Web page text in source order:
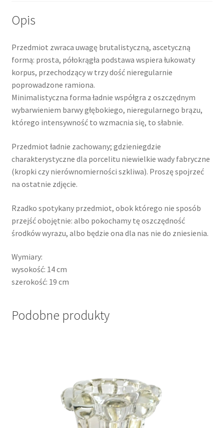
Opis
Przedmiot zwraca uwagę brutalistyczną, ascetyczną
formą: prosta, półokrągła podstawa wspiera łukowaty
korpus, przechodzący w trzy dość nieregularnie
poprowadzone ramiona.
Minimalistyczna forma ładnie współgra z oszczędnym
wybarwieniem barwy głębokiego, nieregularnego brązu,
którego intensywność to wzmacnia się, to słabnie.
Przedmiot ładnie zachowany; gdzieniegdzie
charakterystyczne dla porcelitu niewielkie wady fabryczne
(kropki czy nierównomierności szkliwa). Proszę spojrzeć
na ostatnie zdjęcie.
Rzadko spotykany przedmiot, obok którego nie sposób
przejść obojętnie: albo pokochamy tę oszczędność
środków wyrazu, albo będzie ona dla nas nie do zniesienia.
Wymiary:
wysokość: 14 cm
szerokość: 19 cm
Podobne produkty